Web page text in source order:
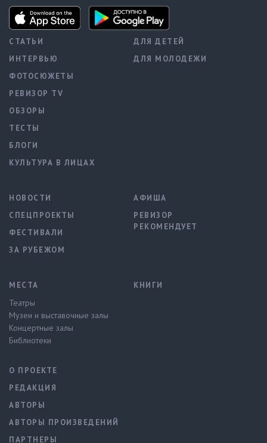
СТАТЬИ
ИНТЕРВЬЮ
ФОТОСЮЖЕТЫ
РЕВИЗОР TV
ОБЗОРЫ
ТЕСТЫ
БЛОГИ
КУЛЬТУРА В ЛИЦАХ
ДЛЯ ДЕТЕЙ
ДЛЯ МОЛОДЕЖИ
НОВОСТИ
СПЕЦПРОЕКТЫ
ФЕСТИВАЛИ
ЗА РУБЕЖОМ
АФИША
РЕВИЗОР
РЕКОМЕНДУЕТ
МЕСТА
Театры
Музеи и выставочные залы
Концертные залы
Библиотеки
КНИГИ
О ПРОЕКТЕ
РЕДАКЦИЯ
АВТОРЫ
АВТОРЫ ПРОИЗВЕДЕНИЙ
ПАРТНЕРЫ